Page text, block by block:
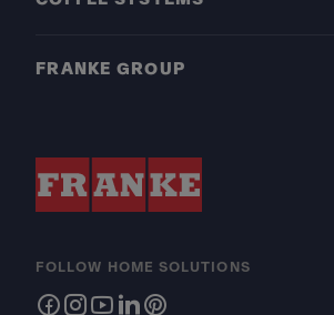
FRANKE GROUP
FOLLOW HOME SOLUTIONS